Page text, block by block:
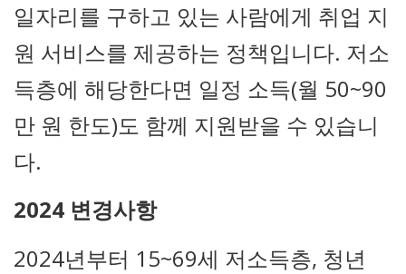
일자리를 구하고 있는 사람에게 취업 지
원 서비스를 제공하는 정책입니다. 저소
득층에 해당한다면 일정 소득(월 50~90
만 원 한도)도 함께 지원받을 수 있습니
다.
2024 변경사항
2024년부터 15~69세 저소득층, 청년